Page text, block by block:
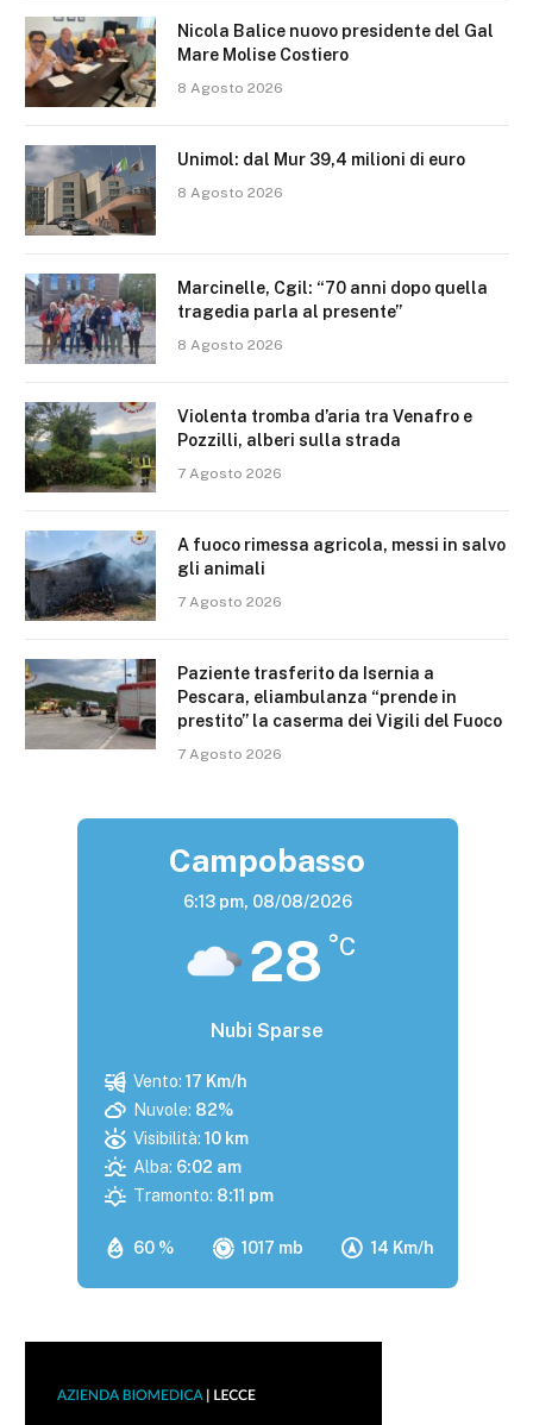
Nicola Balice nuovo presidente del Gal
Mare Molise Costiero
8 Agosto 2026
Unimol: dal Mur 39,4 milioni di euro
8 Agosto 2026
Marcinelle, Cgil: “70 anni dopo quella
tragedia parla al presente”
8 Agosto 2026
Violenta tromba d’aria tra Venafro e
Pozzilli, alberi sulla strada
7 Agosto 2026
A fuoco rimessa agricola, messi in salvo
gli animali
7 Agosto 2026
Paziente trasferito da Isernia a
Pescara, eliambulanza “prende in
prestito” la caserma dei Vigili del Fuoco
7 Agosto 2026
Campobasso
6:13 pm, 08/08/2026
28 °C
Nubi Sparse
60 % 1017 mb 14 Km/h
Vento: 17 Km/h
Nuvole: 82%
Visibilità: 10 km
Alba: 6:02 am
Tramonto: 8:11 pm